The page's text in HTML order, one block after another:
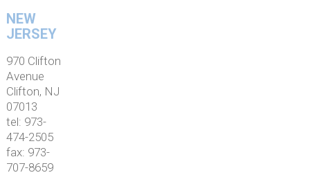
NEW
JERSEY
970 Clifton
Avenue
Clifton, NJ
07013
tel: 973-
474-2505
fax: 973-
707-8659